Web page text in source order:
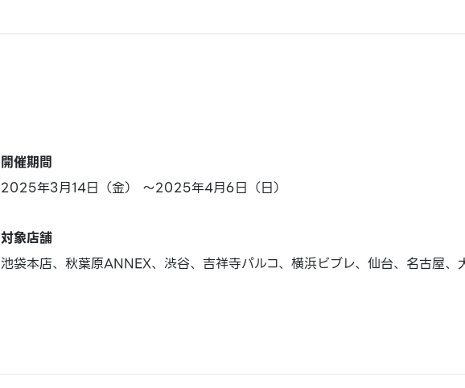
開催期間
2025年3月14日（金） ～2025年4月6日（日）
対象店舗
池袋本店、秋葉原ANNEX、渋谷、吉祥寺パルコ、横浜ビブレ、仙台、名古屋、